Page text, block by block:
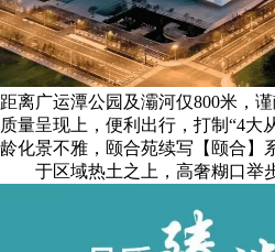
距离广运潭公园及灞河仅800米，
质量呈现上，便利出⾏，打制“4大
龄化景不雅，颐合苑续写【颐合】
于区域热土之上，高奢糊口举步